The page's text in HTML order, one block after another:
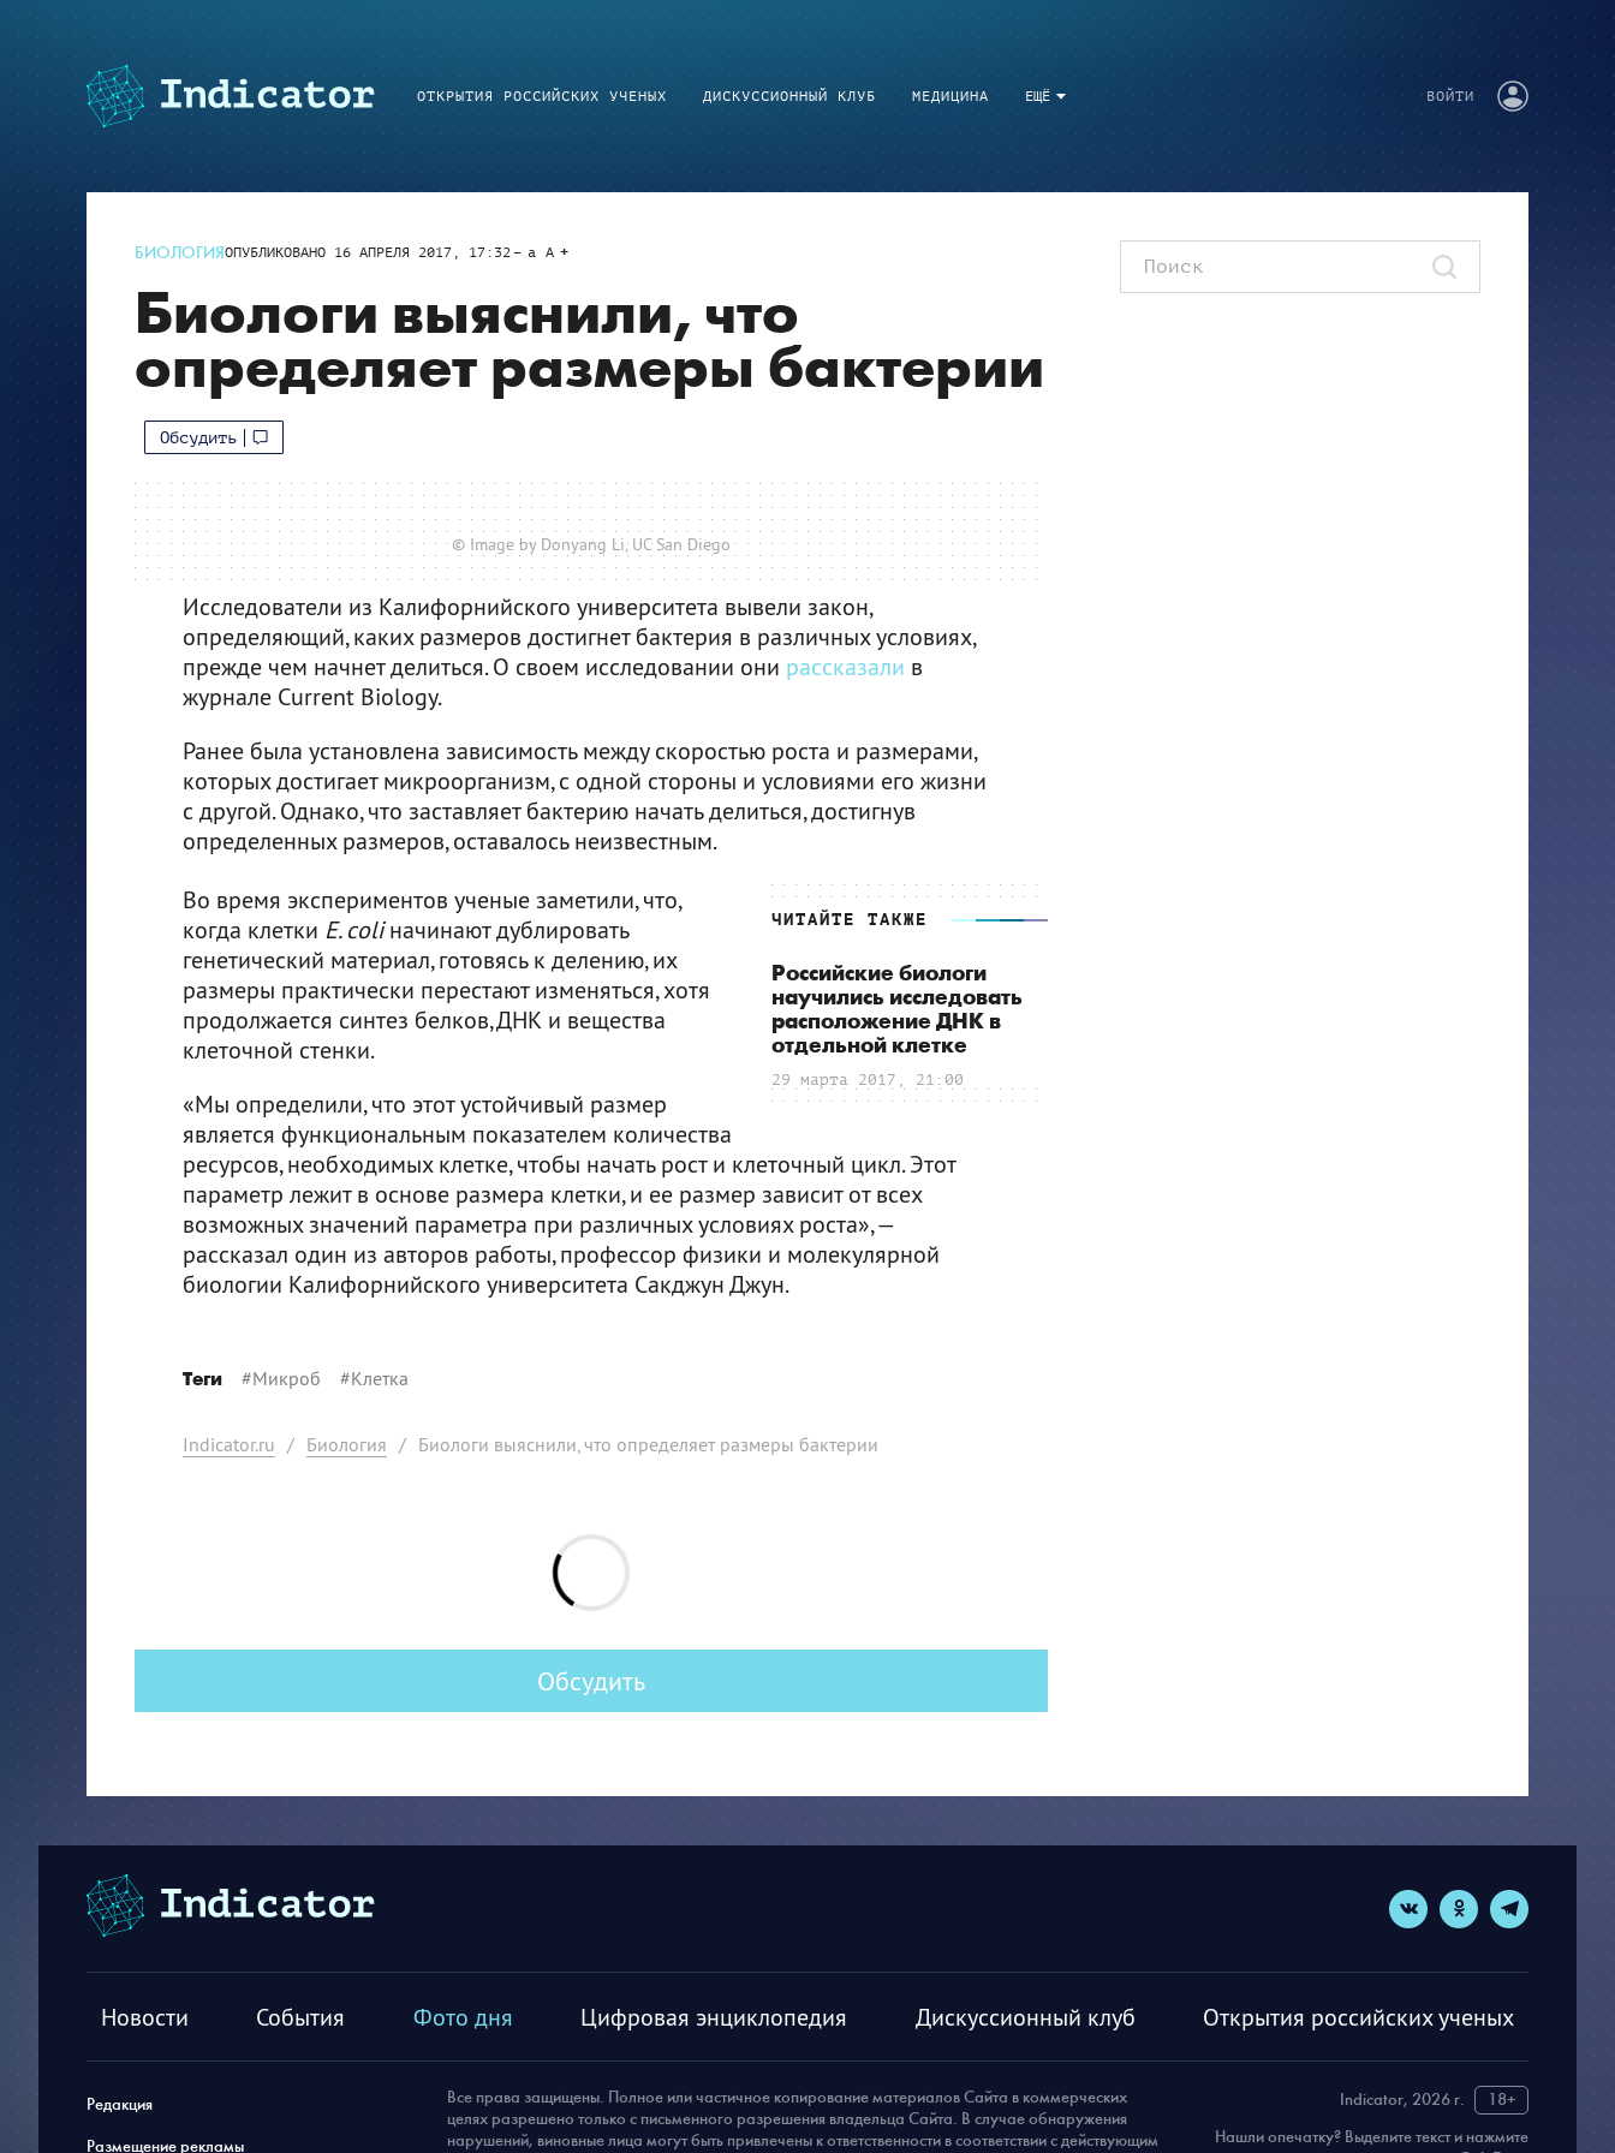
ЕЩЁ
ОТКРЫТИЯ РОССИЙСКИХ УЧЕНЫХ ДИСКУССИОННЫЙ КЛУБ МЕДИЦИНА ВОЙТИ
БИОЛОГИЯОПУБЛИКОВАНО 16 АПРЕЛЯ 2017, 17:32 a A
Биологи выяснили, что
определяет размеры бактерии
Обсудить
© Image by Donyang Li, UC San Diego
Исследователи из Калифорнийского университета вывели закон,
определяющий, каких размеров достигнет бактерия в различных условиях,
прежде чем начнет делиться. О своем исследовании они рассказали в
журнале Current Biology.
Ранее была установлена зависимость между скоростью роста и размерами,
которых достигает микроорганизм, с одной стороны и условиями его жизни
с другой. Однако, что заставляет бактерию начать делиться, достигнув
определенных размеров, оставалось неизвестным.
ЧИТАЙТЕ ТАКЖЕ
Росcийские биологи
научились исследовать
расположение ДНК в
отдельной клетке
29 марта 2017, 21:00
Во время экспериментов ученые заметили, что,
когда клетки E. coliначинают дублировать
генетический материал, готовясь к делению, их
размеры практически перестают изменяться, хотя
продолжается синтез белков, ДНК и вещества
клеточной стенки.
«Мы определили, что этот устойчивый размер
является функциональным показателем количества
ресурсов, необходимых клетке, чтобы начать рост и клеточный цикл. Этот
параметр лежит в основе размера клетки, и ее размер зависит от всех
возможных значений параметра при различных условиях роста», —
рассказал один из авторов работы, профессор физики и молекулярной
биологии Калифорнийского университета Сакджун Джун.
Теги #Микроб #Клетка
Indicator.ru / Биология / Биологи выяснили, что определяет размеры бактерии
Обсудить
Новости События Фото дня Цифровая энциклопедия Дискуссионный клуб Открытия российских ученых
Редакция
Размещение рекламы
Indicator, 2026 г.
18+
Нашли опечатку? Выделите текст и нажмите
Все права защищены. Полное или частичное копирование материалов Сайта в коммерческих
целях разрешено только с письменного разрешения владельца Сайта. В случае обнаружения
нарушений, виновные лица могут быть привлечены к ответственности в соответствии с действующим